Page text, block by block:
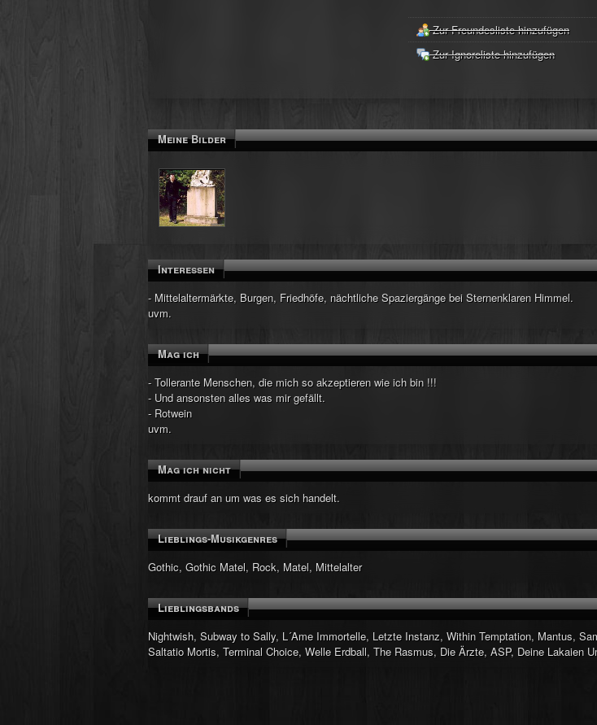
Zur Freundesliste hinzufügen
Zur Ignoreliste hinzufügen
Meine Bilder
Interessen
- Mittelaltermärkte, Burgen, Friedhöfe, nächtliche Spaziergänge bei Sternenklaren Himmel.
uvm.
Mag ich
- Tollerante Menschen, die mich so akzeptieren wie ich bin !!!
- Und ansonsten alles was mir gefällt.
- Rotwein
uvm.
Mag ich nicht
kommt drauf an um was es sich handelt.
Lieblings-Musikgenres
Gothic, Gothic Matel, Rock, Matel, Mittelalter
Lieblingsbands
Nightwish, Subway to Sally, L´Ame Immortelle, Letzte Instanz, Within Temptation, Mantus,
Saltatio Mortis, Terminal Choice, Welle Erdball, The Rasmus, Die Ärzte, ASP, Deine Lakaien